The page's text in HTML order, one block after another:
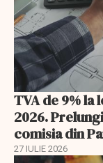
TVA de 9% la
2026.
comisia din
27 IULIE 2026